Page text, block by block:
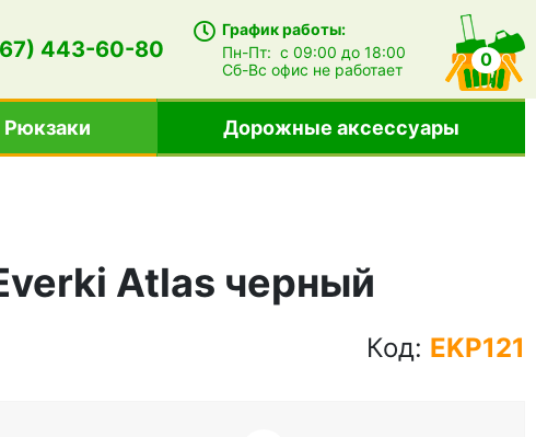
443-60-80
График работы:
Пн-Пт:с 09:00 до 18:00
Сб-Всофис не работает 0
Рюкзаки Дорожные аксессуары
Atlas черный
Код: EKP121